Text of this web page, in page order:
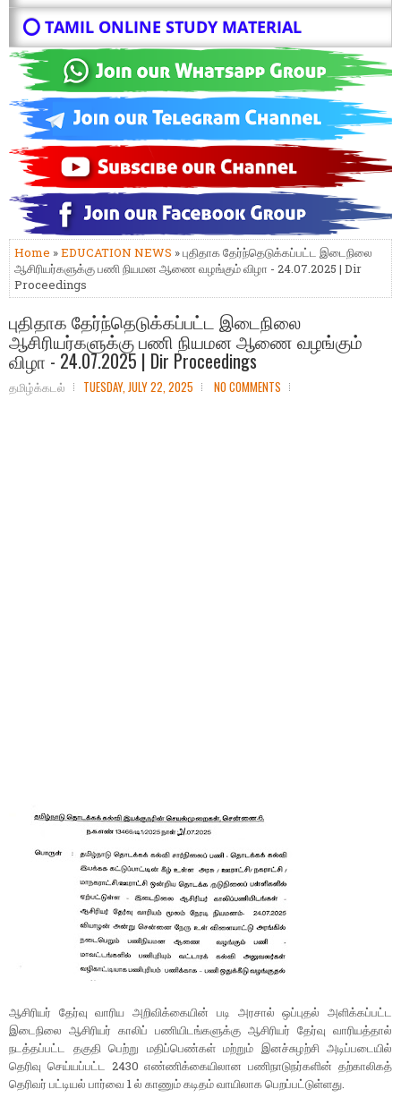
⭕ TAMIL ONLINE STUDY MATERIAL
Home »EDUCATION NEWS » புதிதாக தேர்ந்தெடுக்கப்பட்ட இடைநிலை
ஆசிரியர்களுக்கு பணி நியமன ஆணை வழங்கும் விழா - 24.07.2025 | Dir
Proceedings
புதிதாக தேர்ந்தெடுக்கப்பட்ட இடைநிலை
ஆசிரியர்களுக்கு பணி நியமன ஆணை வழங்கும்
விழா - 24.07.2025 | Dir Proceedings
தமிழ்க்கடல் TUESDAY, JULY 22, 2025 NO COMMENTS
ஆசிரியர் தேர்வு வாரிய அறிவிக்கையின் படி அரசால் ஒப்புதல் அளிக்கப்பட்ட
இடைநிலை ஆசிரியர் காலிப் பணியிடங்களுக்கு ஆசிரியர் தேர்வு வாரியத்தால்
நடத்தப்பட்ட தகுதி பெற்று மதிப்பெண்கள் மற்றும் இனச்சுழற்சி அடிப்படையில்
தெரிவு செய்யப்பட்ட 2430 எண்ணிக்கையிலான பணிநாடுநர்களின் தற்காலிகத்
தெரிவர் பட்டியல் பார்வை 1 ல் காணும் கடிதம் வாயிலாக பெறப்பட்டுள்ளது.